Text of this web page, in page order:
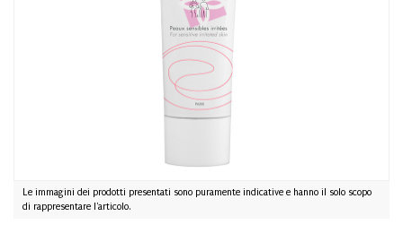
Le immagini dei prodotti presentati sono puramente indicative e hanno il solo scopo
di rappresentare l'articolo.